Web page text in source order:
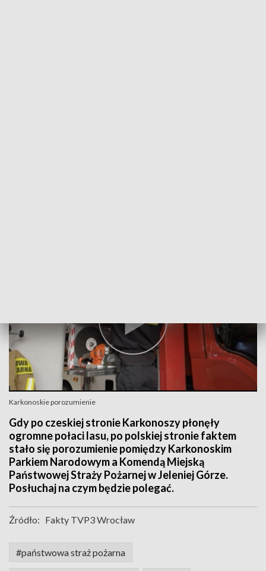
Karkonoskie porozumienie
Gdy po czeskiej stronie Karkonoszy płonęły
ogromne połaci lasu, po polskiej stronie faktem
stało się porozumienie pomiędzy Karkonoskim
Parkiem Narodowym a Komendą Miejską
Państwowej Straży Pożarnej w Jeleniej Górze.
Posłuchaj na czym będzie polegać.
Źródło: Fakty TVP3 Wrocław
#państwowa straż pożarna